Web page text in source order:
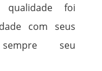
foi
com seus
seu